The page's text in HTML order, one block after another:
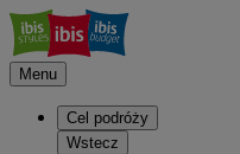
Menu
Cel podróży
Wstecz